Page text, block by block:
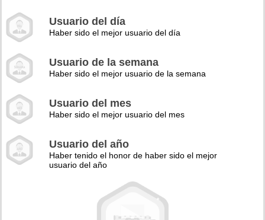
Usuario del día
Haber sido el mejor usuario del día
Usuario de la semana
Haber sido el mejor usuario de la semana
Usuario del mes
Haber sido el mejor usuario del mes
Usuario del año
Haber tenido el honor de haber sido el mejor
usuario del año